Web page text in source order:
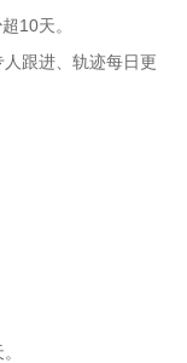
10天。
跟进、轨迹每日更